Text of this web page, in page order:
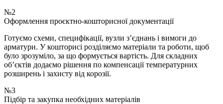
№2
Оформлення проєктно-кошторисної документації
Готуємо схеми, специфікації, вузли з’єднань і вимоги до
арматури. У кошторисі розділяємо матеріали та роботи, щоб
було зрозуміло, за що формується вартість. Для складних
об’єктів додаємо рішення по компенсації температурних
розширень і захисту від корозії.
№3
Підбір та закупка необхідних матеріалів